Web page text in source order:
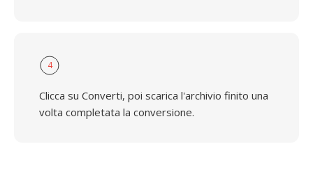
4
Clicca su Converti, poi scarica l'archivio finito una
volta completata la conversione.